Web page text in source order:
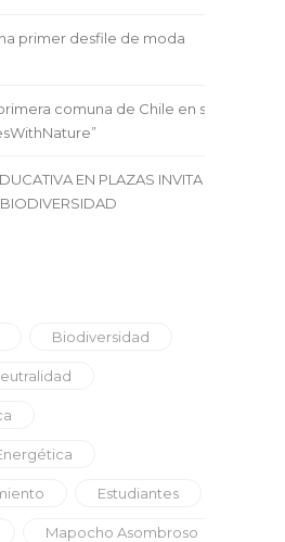
primer desfile de moda
comuna de Chile en ser
EN PLAZAS INVITA A
Biodiversidad
Estudiantes
Mapocho Asombroso